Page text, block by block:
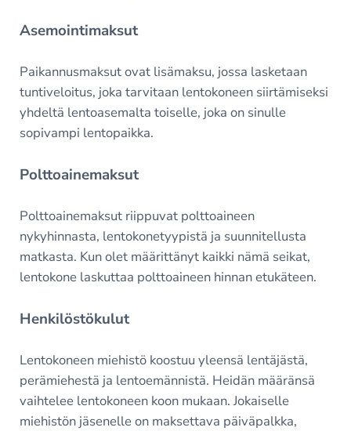
Asemointimaksut
Paikannusmaksut ovat lisämaksu, jossa lasketaan
tuntiveloitus, joka tarvitaan lentokoneen siirtämiseksi
yhdeltä lentoasemalta toiselle, joka on sinulle
sopivampi lentopaikka.
Polttoainemaksut
Polttoainemaksut riippuvat polttoaineen
nykyhinnasta, lentokonetyypistä ja suunnitellusta
matkasta. Kun olet määrittänyt kaikki nämä seikat,
lentokone laskuttaa polttoaineen hinnan etukäteen.
Henkilöstökulut
Lentokoneen miehistö koostuu yleensä lentäjästä,
perämiehestä ja lentoemännistä. Heidän määränsä
vaihtelee lentokoneen koon mukaan. Jokaiselle
miehistön jäsenelle on maksettava päiväpalkka,